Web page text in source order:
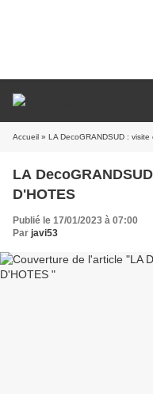
Accueil » LA DecoGRANDSUD : visite
LA
D'HOTES
Publié le 17/01/2023 à 07:00
Par javi53